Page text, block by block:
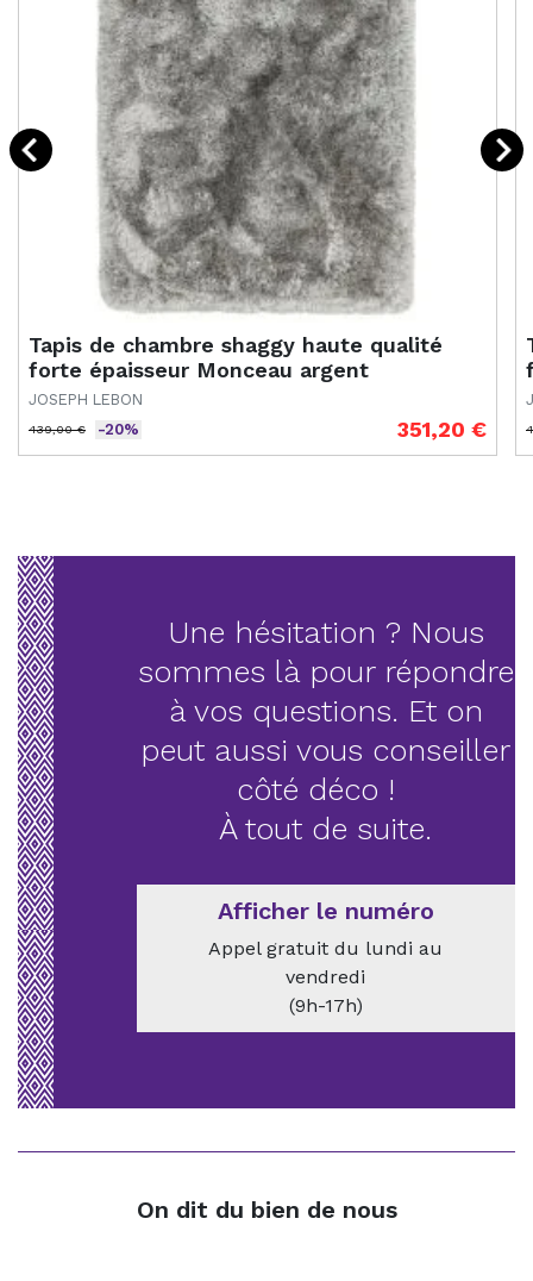
Tapis de chambre shaggy haute qualité
forte épaisseur Monceau argent
JOSEPH LEBON
Prix de base
439,00 €
Prix -20% 351,20 €
Une hésitation ? Nous
sommes là pour répondre
à vos questions. Et on
peut aussi vous conseiller
côté déco !
À tout de suite.
Afficher le numéro
Appel gratuit du lundi au
vendredi
(9h-17h)
On dit du bien de nous